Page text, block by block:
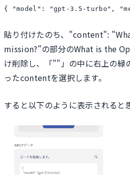
{ "model": "gpt-3.5-turbo",
貼り付けたのち、"content":
mission?"の部分のWhat is the
け削除し、「""」の中に右上の緑
ったcontentを選択します。
すると以下のように表示されると